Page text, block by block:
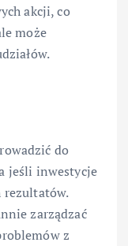
akcji, co
może
do
jeśli inwestycje
rezultatów.
zarządzać
z